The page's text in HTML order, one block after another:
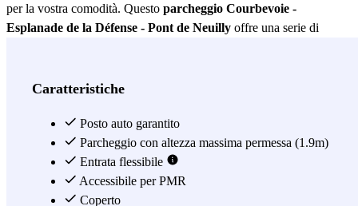
per la vostra comodità. Questo parcheggio Courbevoie -
Esplanade de la Défense - Pont de Neuilly offre una serie di
veicolo sarà sicuro e protetto in ogni momento. Inoltre, la sua
di La Défense e l'iconico Ponte di Neuilly lo rende una scelta
preferita sia per i professionisti che per i turisti. La sicurezza è una
priorità nel
parcheggio Courbevoie - Esplanade de la Défense -
Pont de Neuilly. Dotato di un sistema di sorveglianza 24 ore su 24,
potete essere certi che il vostro veicolo è in buone mani. Inoltre, il
Caratteristiche
Posto auto garantito
Parcheggio con altezza massima permessa (1.9m)
Entrata flessibile
Accessibile per PMR
Coperto